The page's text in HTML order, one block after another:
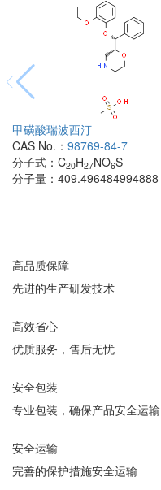
甲磺酸瑞波西汀
CAS No.： 98769-84-7
分子式： C20H27NO6S
分子量： 409.496484994888
高品质保障
先进的生产研发技术
高效省心
优质服务，售后无忧
安全包装
专业包装，确保产品安全运输
安全运输
完善的保护措施安全运输